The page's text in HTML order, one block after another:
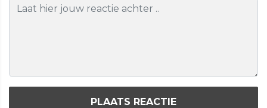
PLAATS REACTIE